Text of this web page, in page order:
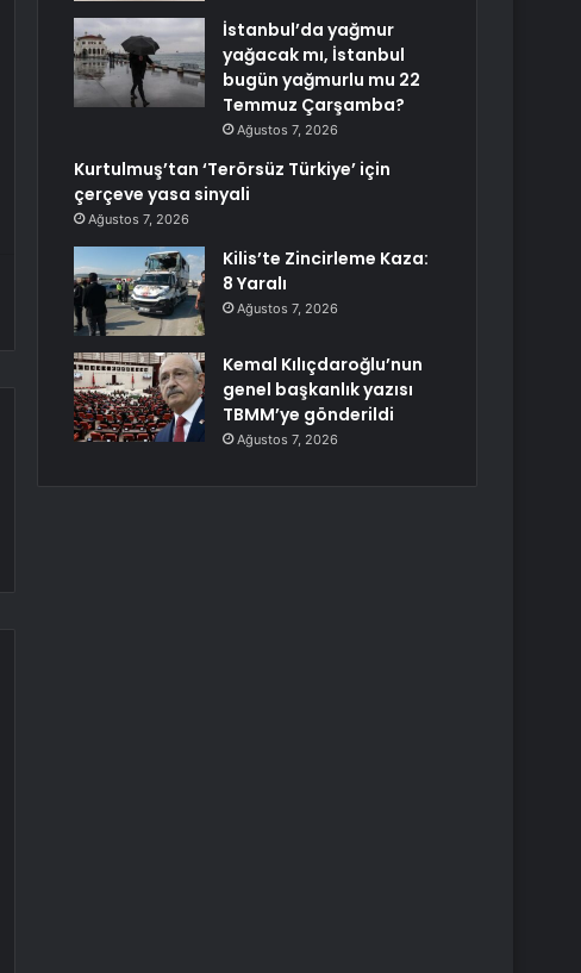
İstanbul’da yağmur
yağacak mı, İstanbul
bugün yağmurlu mu 22
Temmuz Çarşamba?
Ağustos 7, 2026
Kurtulmuş’tan ‘Terörsüz Türkiye’ için
çerçeve yasa sinyali
Ağustos 7, 2026
Kilis’te Zincirleme Kaza:
8 Yaralı
Ağustos 7, 2026
Kemal Kılıçdaroğlu’nun
genel başkanlık yazısı
TBMM’ye gönderildi
Ağustos 7, 2026